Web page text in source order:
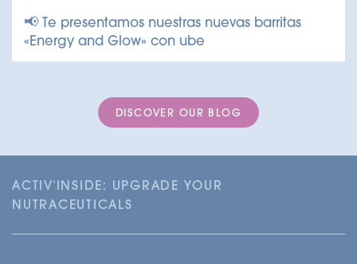
📢 Te presentamos nuestras nuevas barritas
«Energy and Glow» con ube
DISCOVER OUR BLOG
ACTIV'INSIDE: UPGRADE YOUR
NUTRACEUTICALS